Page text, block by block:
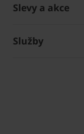
Slevy a akce
Služby